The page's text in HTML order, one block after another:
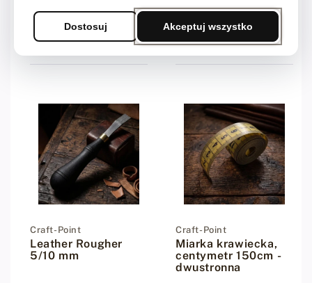
Cena regularna
19,00 zł Cena regularna
3,49 zł
Dostawca:
Craft-Point
Leather Rougher
5/10 mm
Dostawca:
Craft-Point
Miarka krawiecka,
centymetr 150cm -
dwustronna
Dostosuj Akceptuj wszystko